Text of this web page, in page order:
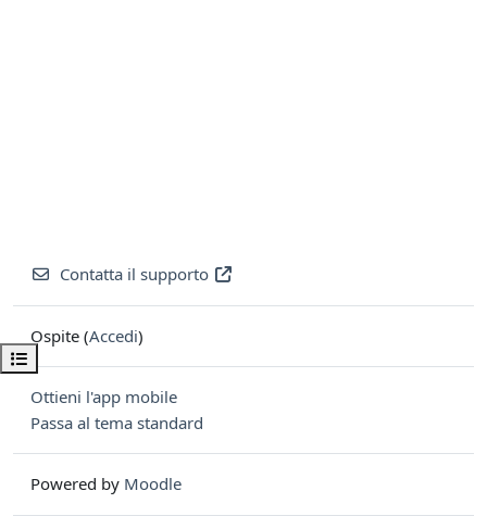
Apri indice del corso
Contatta il supporto
Ospite (Accedi)
Ottieni l'app mobile
Passa al tema standard
Powered by Moodle